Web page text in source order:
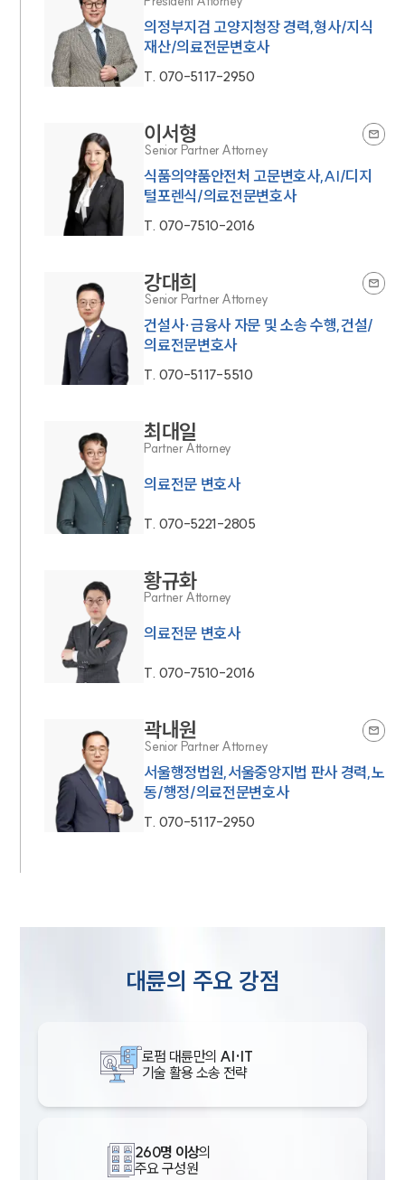
의정부지검 고양지청장 경력,형사/지식
재산/의료전문변호사
T. 070-5117-2950
이서형
Senior Partner Attorney
식품의약품안전처 고문변호사,AI/디지
털포렌식/의료전문변호사
T. 070-7510-2016
강대희
Senior Partner Attorney
건설사·금융사 자문 및 소송 수행,건설/
의료전문변호사
T. 070-5117-5510
최대일
Partner Attorney
의료전문 변호사
T. 070-5221-2805
황규화
Partner Attorney
의료전문 변호사
T. 070-7510-2016
곽내원
Senior Partner Attorney
서울행정법원,서울중앙지법 판사 경력,노
동/행정/의료전문변호사
T. 070-5117-2950
대륜의 주요 강점
로펌 대륜만의 AI·IT
기술 활용 소송 전략
260명 이상의
주요 구성원